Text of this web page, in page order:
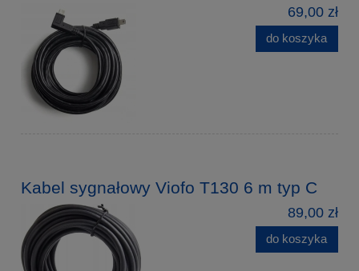
69,00 zł
do koszyka
Kabel sygnałowy Viofo T130 6 m typ C
89,00 zł
do koszyka